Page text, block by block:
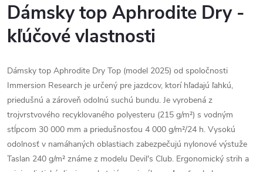
Dámsky top Aphrodite Dry -
kľúčové vlastnosti
Dámsky top Aphrodite Dry Top (model 2025) od spoločnosti
Immersion Research je určený pre jazdcov, ktorí hľadajú ľahkú,
priedušnú a zároveň odolnú suchú bundu. Je vyrobená z
trojvrstvového recyklovaného polyesteru (215 g/m²) s vodným
stĺpcom 30 000 mm a priedušnosťou 4 000 g/m²/24 h. Vysokú
odolnosť v namáhaných oblastiach zabezpečujú nylonové výstuže
Taslan 240 g/m² známe z modelu Devil's Club. Ergonomický strih a